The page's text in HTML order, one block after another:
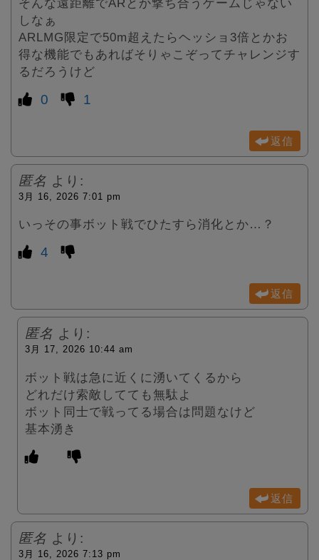
しなぁ
ARLMG限定で50m超えたらヘッショ3倍とかお
得な機能でもあればそりゃこぞってチャレンジす
るだろうけど
0 1
返信
匿名 より:
3月 16, 2026 7:01 pm
いっその事ボット戦でひたすら消化とか…？
4
返信
匿名 より:
3月 17, 2026 10:44 am
ボット戦は急に近くに湧いてくるから
どれだけ索敵してても無駄よ
ボット同士で戦ってる場合は問題なけど
基本湧き
返信
匿名 より:
3月 16, 2026 7:13 pm